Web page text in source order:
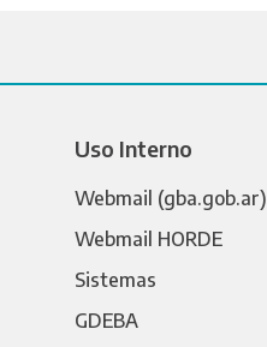
Uso Interno
Webmail (gba.gob.ar)
Webmail HORDE
Sistemas
GDEBA